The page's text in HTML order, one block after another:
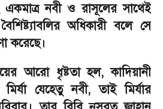
একমাত্র নবী ও রাসূলের সাথেই
অধিকারী বলে সে
করেছে।
আরো ধৃষ্টতা হল,কাদিয়ানী
মির্যা যেহেতু নবী,তাই মির্যার